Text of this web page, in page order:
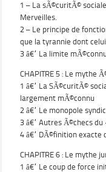
1 – La sÃ©curitÃ©
Merveilles.
2 – Le principe de
que la tyrannie dont
3 â€“ La limite
CHAPITRE 5 : Le mythe
1 â€“ La SÃ©curitÃ©
largement mÃ©connu
2 â€“ Le monopole
3 â€“ Autres Ã©checs
4 â€“ DÃ©finition exacte
CHAPITRE 6 : Le mythe
1 â€“ Le coup de force